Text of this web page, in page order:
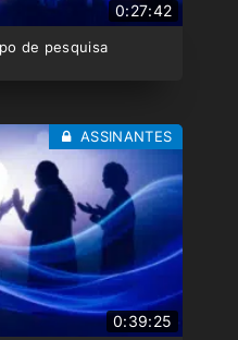
0:27:42
de pesquisa
0:39:25
ASSINANTES